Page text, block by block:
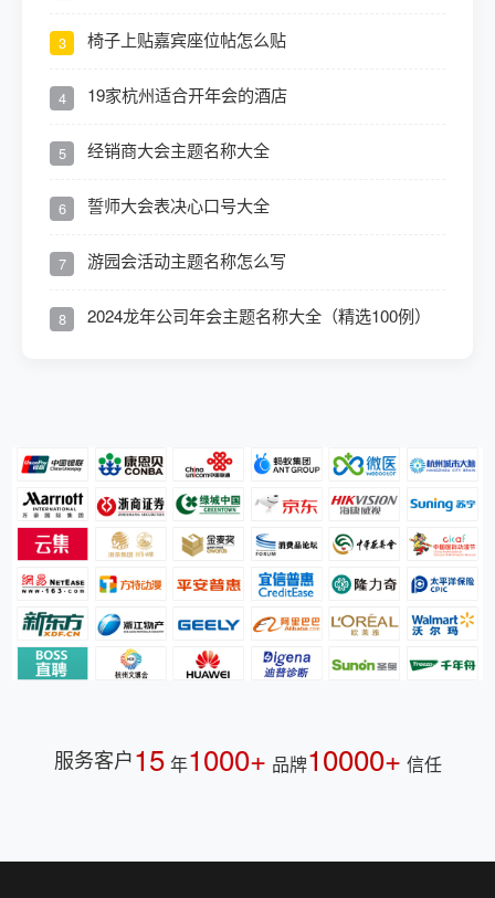
3 椅子上贴嘉宾座位帖怎么贴
4 19家杭州适合开年会的酒店
5 经销商大会主题名称大全
6 誓师大会表决心口号大全
7 游园会活动主题名称怎么写
8 2024龙年公司年会主题名称大全（精选100例）
服务客户15 年1000+ 品牌10000+ 信任